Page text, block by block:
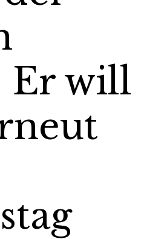
Er will